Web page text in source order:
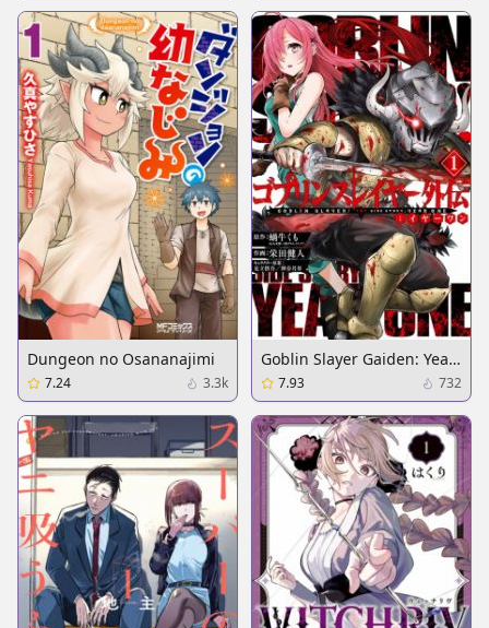
Dungeon no Osananajimi
7.24 3.3k
Goblin Slayer Gaiden: Year
One7.93 732